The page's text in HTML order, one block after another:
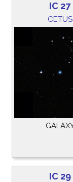
IC 27
CETUS
IC 29